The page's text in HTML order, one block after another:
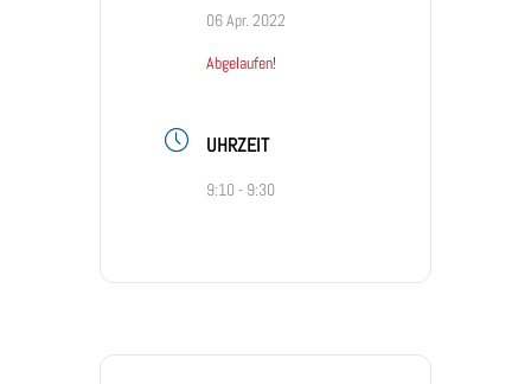
06 Apr. 2022
Abgelaufen!
UHRZEIT
9:10 - 9:30